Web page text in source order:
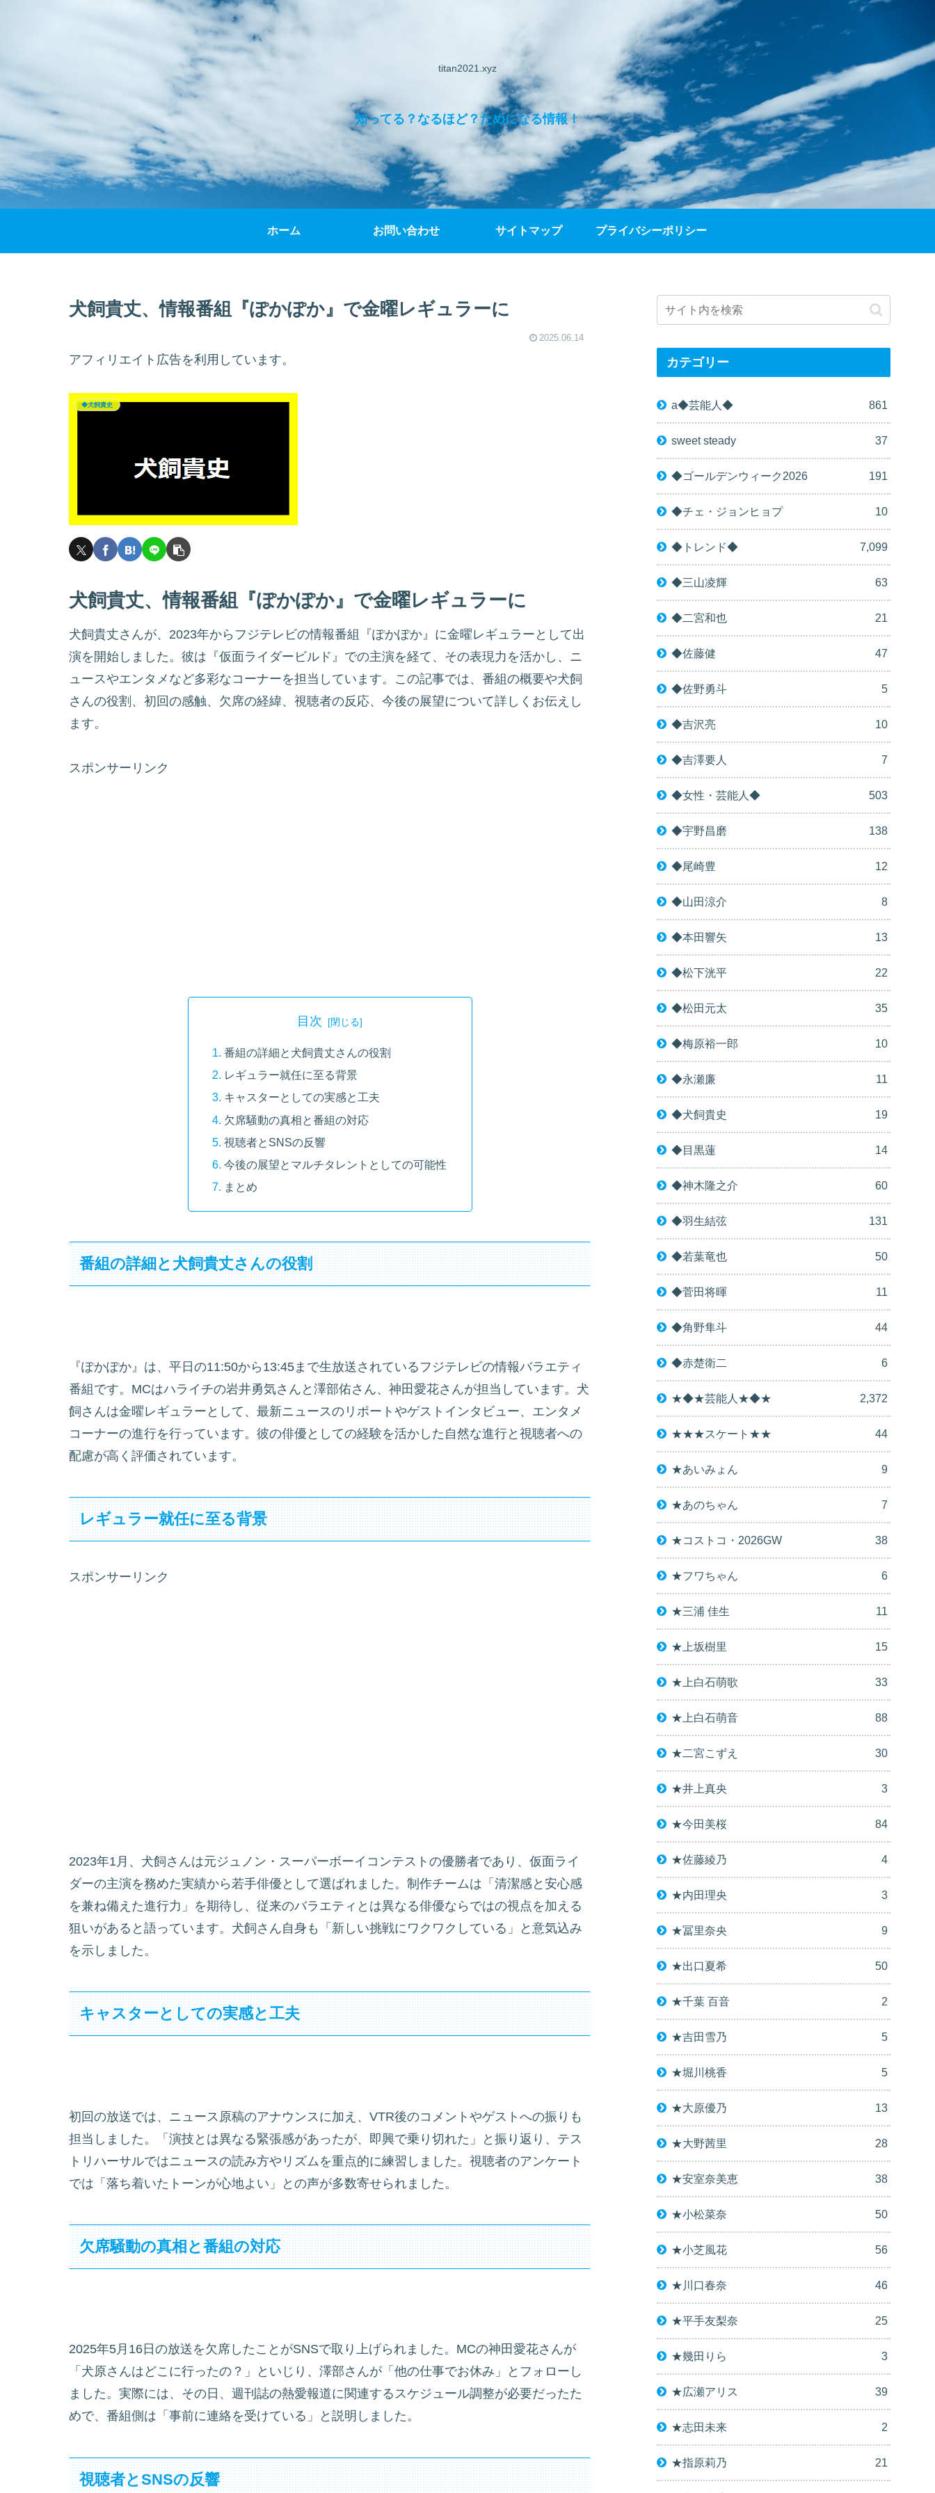
titan2021.xyz
知ってる？なるほど？ためになる情報！
ホーム お問い合わせ サイトマップ プライバシーポリシー
犬飼貴丈、情報番組『ぽかぽか』で金曜レギュラーに
2025.06.14
アフィリエイト広告を利用しています。
◆犬飼貴史
犬飼貴丈、情報番組『ぽかぽか』で金曜レギュラーに
犬飼貴丈さんが、2023年からフジテレビの情報番組『ぽかぽか』に金曜レギュラーとして出
演を開始しました。彼は『仮面ライダービルド』での主演を経て、その表現力を活かし、ニ
ュースやエンタメなど多彩なコーナーを担当しています。この記事では、番組の概要や犬飼
さんの役割、初回の感触、欠席の経緯、視聴者の反応、今後の展望について詳しくお伝えし
ます。
スポンサーリンク
目次
番組の詳細と犬飼貴丈さんの役割
レギュラー就任に至る背景
キャスターとしての実感と工夫
欠席騒動の真相と番組の対応
視聴者とSNSの反響
今後の展望とマルチタレントとしての可能性
まとめ
番組の詳細と犬飼貴丈さんの役割
『ぽかぽか』は、平日の11:50から13:45まで生放送されているフジテレビの情報バラエティ
番組です。MCはハライチの岩井勇気さんと澤部佑さん、神田愛花さんが担当しています。犬
飼さんは金曜レギュラーとして、最新ニュースのリポートやゲストインタビュー、エンタメ
コーナーの進行を行っています。彼の俳優としての経験を活かした自然な進行と視聴者への
配慮が高く評価されています。
レギュラー就任に至る背景
スポンサーリンク
2023年1月、犬飼さんは元ジュノン・スーパーボーイコンテストの優勝者であり、仮面ライ
ダーの主演を務めた実績から若手俳優として選ばれました。制作チームは「清潔感と安心感
を兼ね備えた進行力」を期待し、従来のバラエティとは異なる俳優ならではの視点を加える
狙いがあると語っています。犬飼さん自身も「新しい挑戦にワクワクしている」と意気込み
を示しました。
キャスターとしての実感と工夫
初回の放送では、ニュース原稿のアナウンスに加え、VTR後のコメントやゲストへの振りも
担当しました。「演技とは異なる緊張感があったが、即興で乗り切れた」と振り返り、テス
トリハーサルではニュースの読み方やリズムを重点的に練習しました。視聴者のアンケート
では「落ち着いたトーンが心地よい」との声が多数寄せられました。
欠席騒動の真相と番組の対応
2025年5月16日の放送を欠席したことがSNSで取り上げられました。MCの神田愛花さんが
「犬原さんはどこに行ったの？」といじり、澤部さんが「他の仕事でお休み」とフォローし
ました。実際には、その日、週刊誌の熱愛報道に関連するスケジュール調整が必要だったた
めで、番組側は「事前に連絡を受けている」と説明しました。
視聴者とSNSの反響
カテゴリー
a◆芸能人◆ 861
sweet steady 37
◆ゴールデンウィーク2026 191
◆チェ・ジョンヒョプ 10
◆トレンド◆ 7,099
◆三山凌輝 63
◆二宮和也 21
◆佐藤健 47
◆佐野勇斗 5
◆吉沢亮 10
◆吉澤要人 7
◆女性・芸能人◆ 503
◆宇野昌磨 138
◆尾崎豊 12
◆山田涼介 8
◆本田響矢 13
◆松下洸平 22
◆松田元太 35
◆梅原裕一郎 10
◆永瀬廉 11
◆犬飼貴史 19
◆目黒蓮 14
◆神木隆之介 60
◆羽生結弦 131
◆若葉竜也 50
◆菅田将暉 11
◆角野隼斗 44
◆赤楚衛二 6
★◆★芸能人★◆★ 2,372
★★★スケート★★ 44
★あいみょん 9
★あのちゃん 7
★コストコ・2026GW 38
★フワちゃん 6
★三浦 佳生 11
★上坂樹里 15
★上白石萌歌 33
★上白石萌音 88
★二宮こずえ 30
★井上真央 3
★今田美桜 84
★佐藤綾乃 4
★内田理央 3
★冨里奈央 9
★出口夏希 50
★千葉 百音 2
★吉田雪乃 5
★堀川桃香 5
★大原優乃 13
★大野茜里 28
★安室奈美恵 38
★小松菜奈 50
★小芝風花 56
★川口春奈 46
★平手友梨奈 25
★幾田りら 3
★広瀬アリス 39
★志田未来 2
★指原莉乃 21